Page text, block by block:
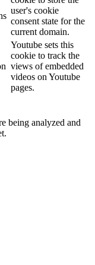
user's cookie
consent state for the
current domain.
Youtube sets this
cookie to track the
views of embedded
videos on Youtube
pages.
being analyzed and